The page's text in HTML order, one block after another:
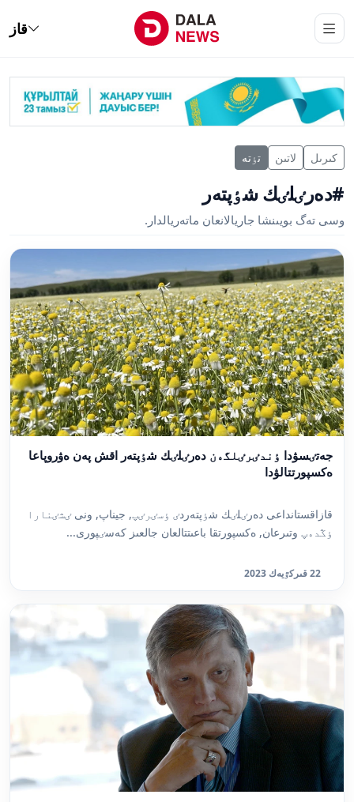
قاز
كىرىل لاتىن تٶتە
#دەرٸلٸك شٶپتەر
وسى تەگ بويىنشا جاريالانعان ماتەريالدار.
جەتٸسۋدا ٶندٸرٸلگەن دەرٸلٸك شٶپتەر اقش پەن ەۋروپاعا
ەكسپورتتالۋدا
قازاقستانداعى دەرٸلٸك شٶپتەردٸ ٶسٸرٸپ, جيناپ, ونى ٸشٸنارا
ٶڭدەپ وتىرعان, ەكسپورتقا باعىتتالعان جالعىز كەسٸپورى...
22 قىركٷيەك 2023